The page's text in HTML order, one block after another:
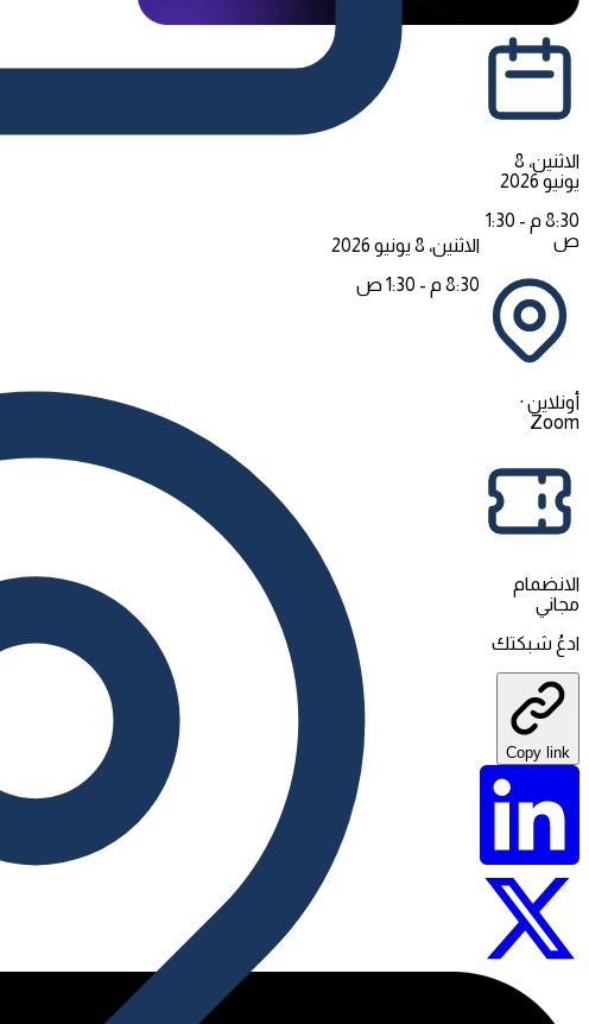
الاثنين، 8
يونيو 2026
8:30 م - 1:30
ص
أونلاين·
Zoom
الانضمام
مجاني
ادعُ شبكتك
Copy link
الاثنين، 8 يونيو 2026
8:30 م - 1:30 ص